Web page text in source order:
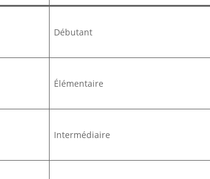
Débutant
Élémentaire
Intermédiaire